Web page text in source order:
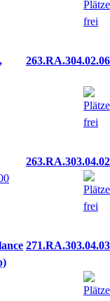
263.RA.304.02.06
263.RA.303.04.02
271.RA.303.04.03